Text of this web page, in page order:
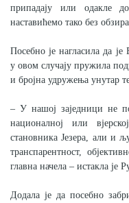
припадају или одакле
наставићемо тако без
Посебно је нагласила да
у овом случају пружила
и бројна удружења унутар
– У нашој заједници не
националној или
становника Језера, али и
транспарентност,
главна начела – истакла је
Додала је да посебно